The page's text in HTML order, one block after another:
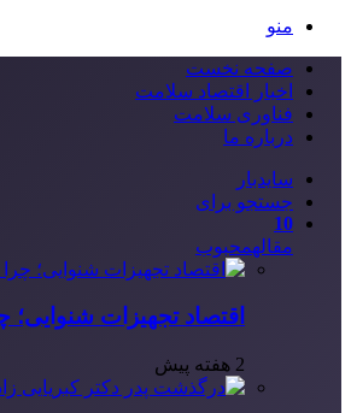
منو
صفحه نخست
اخبار اقتصاد سلامت
فناوری سلامت
درباره ما
سایدبار
جستجو برای
10
مقالهمحبوب
اقتصاد تجهیزات
2 هفته پیش